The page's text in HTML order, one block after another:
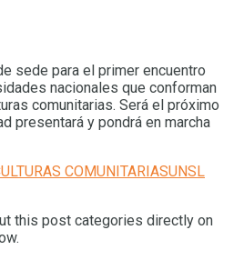
sede para el primer encuentro
nacionales que conforman
comunitarias. Será el próximo
presentará y pondrá en marcha
COMUNITARIASUNSL
this post categories directly on